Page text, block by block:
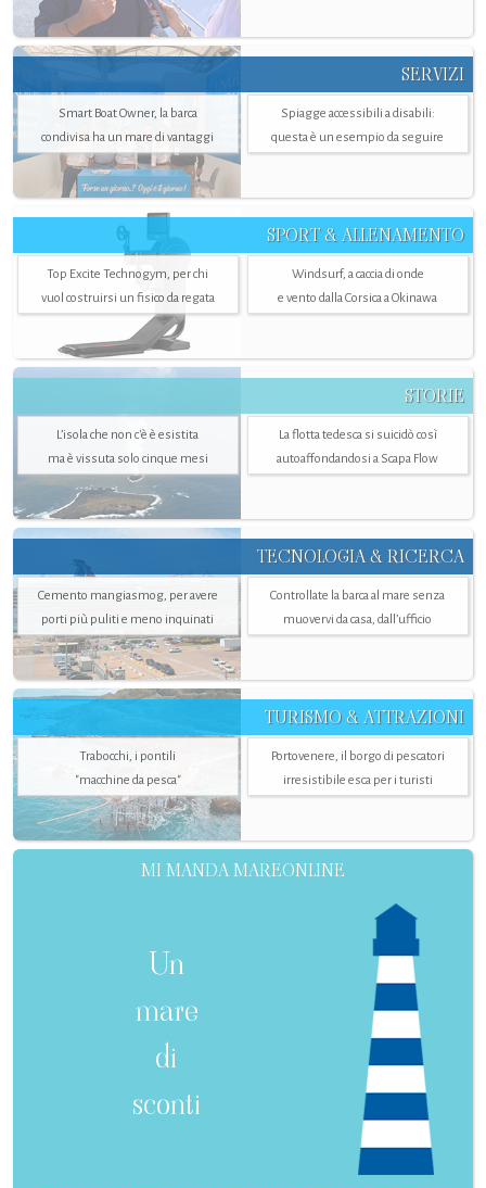
SERVIZI
Smart Boat Owner, la barca
condivisa ha un mare di vantaggi
Spiagge accessibili a disabili:
questa è un esempio da seguire
SPORT & ALLENAMENTO
Top Excite Technogym, per chi
vuol costruirsi un fisico da regata
Windsurf, a caccia di onde
e vento dalla Corsica a Okinawa
STORIE
L’isola che non c'è è esistita
ma è vissuta solo cinque mesi
La flotta tedesca si suicidò così
autoaffondandosi a Scapa Flow
TECNOLOGIA & RICERCA
Cemento mangiasmog, per avere
porti più puliti e meno inquinati
Controllate la barca al mare senza
muovervi da casa, dall’ufficio
TURISMO & ATTRAZIONI
Trabocchi, i pontili
"macchine da pesca"
Portovenere, il borgo di pescatori
irresistibile esca per i turisti
MI MANDA MAREONLINE
Un
mare
di
sconti